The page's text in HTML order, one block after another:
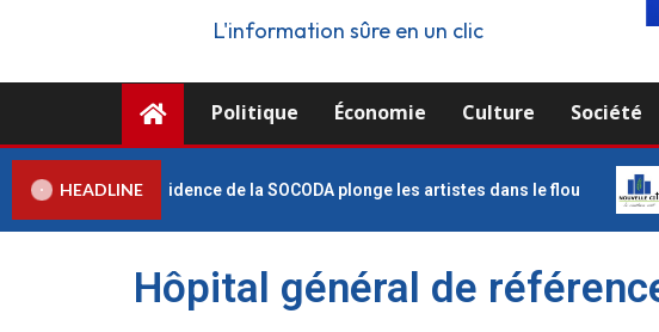
L'information sûre en un clic
Politique Économie Culture Société
HEADLINE
pour la présidence de la SOCODA plonge les artistes dans le flou
Hôpital général de